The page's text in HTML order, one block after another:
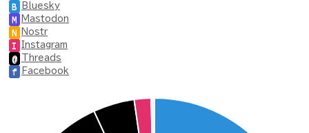
B Bluesky
M Mastodon
N Nostr
I Instagram
@ Threads
f Facebook